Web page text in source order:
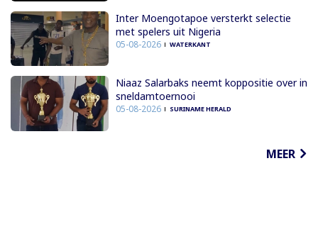
Inter Moengotapoe versterkt selectie
met spelers uit Nigeria
05-08-2026 WATERKANT
Niaaz Salarbaks neemt koppositie over in
sneldamtoernooi
05-08-2026 SURINAME HERALD
MEER